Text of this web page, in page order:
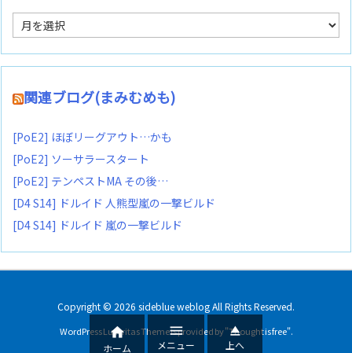
ア
ー
カ
イ
関連ブログ(まみむめも)
[PoE2] ほぼリーグアウト…かも
[PoE2] ソーサラースタート
[PoE2] テンペストMA その後…
[D4 S14] ドルイド 人熊型嵐の一撃ビルド
[D4 S14] ドルイド 嵐の一撃ビルド
Copyright © 2026 sideblue weblogAll Rights Reserved.
WordPress Luxeritas Theme is provided by "Thought is free".

ホーム

メニュー

上へ